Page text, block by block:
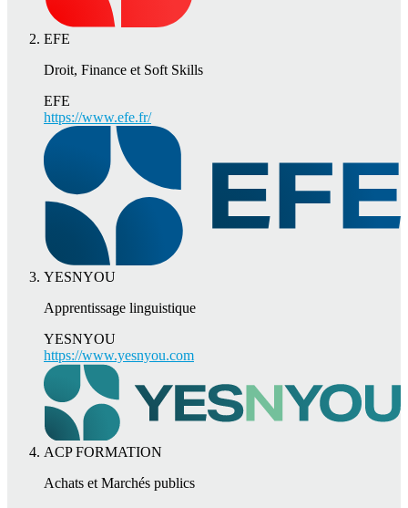
EFE
Droit, Finance et Soft Skills
EFE
https://www.efe.fr/
YESNYOU
Apprentissage linguistique
YESNYOU
https://www.yesnyou.com
ACP FORMATION
Achats et Marchés publics